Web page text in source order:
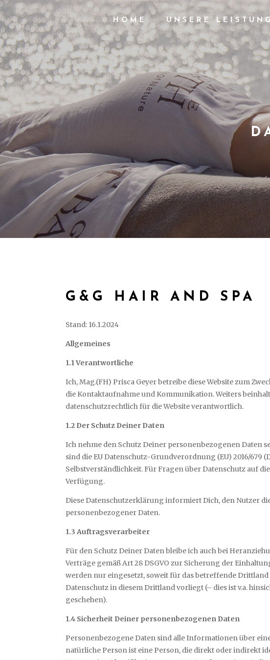
HOME UNSERE
G&G HAIR AND SPA
Stand: 16.1.2024
Allgemeines
1.1 Verantwortliche
Ich, Mag.(FH) Prisca Geyer betreibe diese Website zum
die Kontaktaufnahme und Kommunikation. Weiters
datenschutzrechtlich für die Website verantwortlich.
1.2 Der Schutz Deiner Daten
Ich nehme den Schutz Deiner personenbezogenen Daten
sind die EU Datenschutz-Grundverordnung (EU) 2016/679
Selbstverständlichkeit. Für Fragen über Datenschutz auf
Verfügung.
Diese Datenschutzerklärung informiert Dich, den Nutzer
personenbezogener Daten.
1.3 Auftragsverarbeiter
Für den Schutz Deiner Daten bleibe ich auch bei
Verträge gemäß Art 28 DSGVO zur Sicherung der
werden nur eingesetzt, soweit für das betreffende
Datenschutz in diesem Drittland vorliegt (– dies ist v.a.
geschehen).
1.4 Sicherheit Deiner personenbezogenen Daten
Personenbezogene Daten sind alle Informationen über
natürliche Person ist eine Person, die direkt oder indirekt